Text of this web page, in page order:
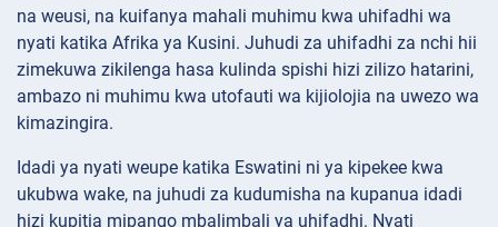
na weusi, na kuifanya mahali muhimu kwa uhifadhi wa
nyati katika Afrika ya Kusini. Juhudi za uhifadhi za nchi hii
zimekuwa zikilenga hasa kulinda spishi hizi zilizo hatarini,
ambazo ni muhimu kwa utofauti wa kijiolojia na uwezo wa
kimazingira.
Idadi ya nyati weupe katika Eswatini ni ya kipekee kwa
ukubwa wake, na juhudi za kudumisha na kupanua idadi
hizi kupitia mipango mbalimbali ya uhifadhi. Nyati